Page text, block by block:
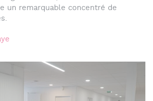
un remarquable concentré de